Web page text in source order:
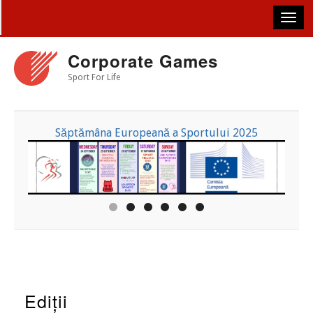
main
content
Corporate Games
Sport For Life
Săptămâna Europeană a Sportului 2025
Ediții